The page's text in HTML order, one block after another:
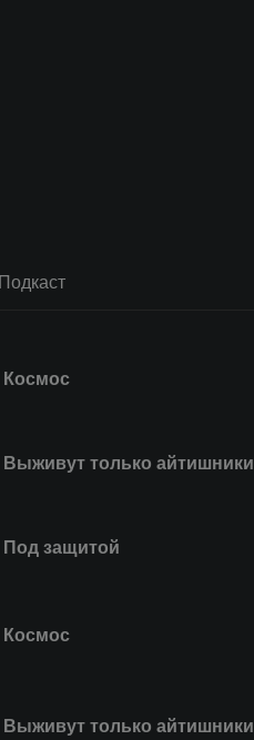
Подкаст
Космос
Выживут только айтишники
Под защитой
Космос
Выживут только айтишники